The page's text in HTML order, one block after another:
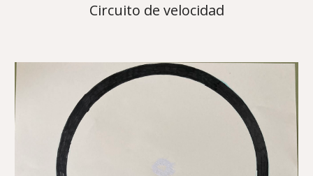
Circuito de velocidad